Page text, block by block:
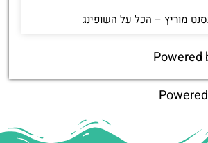
מוריץ – הכל על השופינג
Powered